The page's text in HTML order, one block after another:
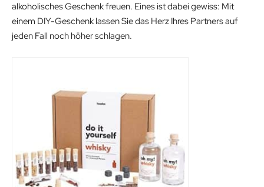
alkoholisches Geschenk freuen. Eines ist dabei gewiss: Mit
einem DIY-Geschenk lassen Sie das Herz Ihres Partners auf
jeden Fall noch höher schlagen.